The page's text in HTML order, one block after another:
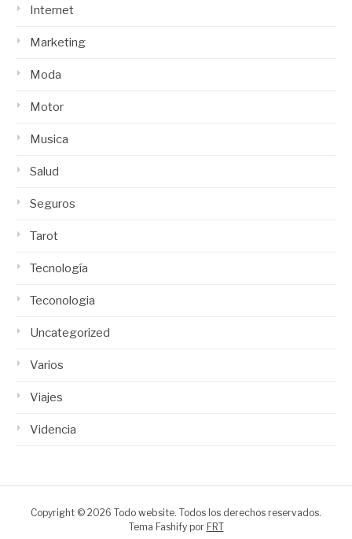
Internet
Marketing
Moda
Motor
Musica
Salud
Seguros
Tarot
Tecnología
Teconologia
Uncategorized
Varios
Viajes
Videncia
Copyright © 2026 Todo website. Todos los derechos reservados.
Tema Fashify por FRT